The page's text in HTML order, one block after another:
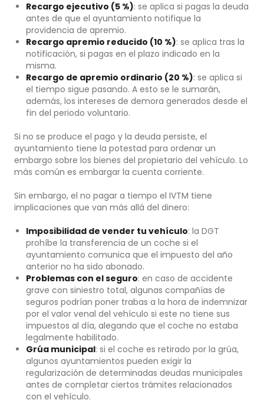
Recargo ejecutivo (5 %): se aplica si pagas la deuda
antes de que el ayuntamiento notifique la
providencia de apremio.
Recargo apremio reducido (10 %): se aplica tras la
notificación, si pagas en el plazo indicado en la
misma.
Recargo de apremio ordinario (20 %): se aplica si
el tiempo sigue pasando. A esto se le sumarán,
además, los intereses de demora generados desde el
fin del periodo voluntario.
Si no se produce el pago y la deuda persiste, el
ayuntamiento tiene la potestad para ordenar un
embargo sobre los bienes del propietario del vehículo. Lo
más común es embargar la cuenta corriente.
Sin embargo, el no pagar a tiempo el IVTM tiene
implicaciones que van más allá del dinero:
Imposibilidad de vender tu vehículo: la DGT
prohíbe la transferencia de un coche si el
ayuntamiento comunica que el impuesto del año
anterior no ha sido abonado.
Problemas con el seguro: en caso de accidente
grave con siniestro total, algunas compañías de
seguros podrían poner trabas a la hora de indemnizar
por el valor venal del vehículo si este no tiene sus
impuestos al día, alegando que el coche no estaba
legalmente habilitado.
Grúa municipal: si el coche es retirado por la grúa,
algunos ayuntamientos pueden exigir la
regularización de determinadas deudas municipales
antes de completar ciertos trámites relacionados
con el vehículo.